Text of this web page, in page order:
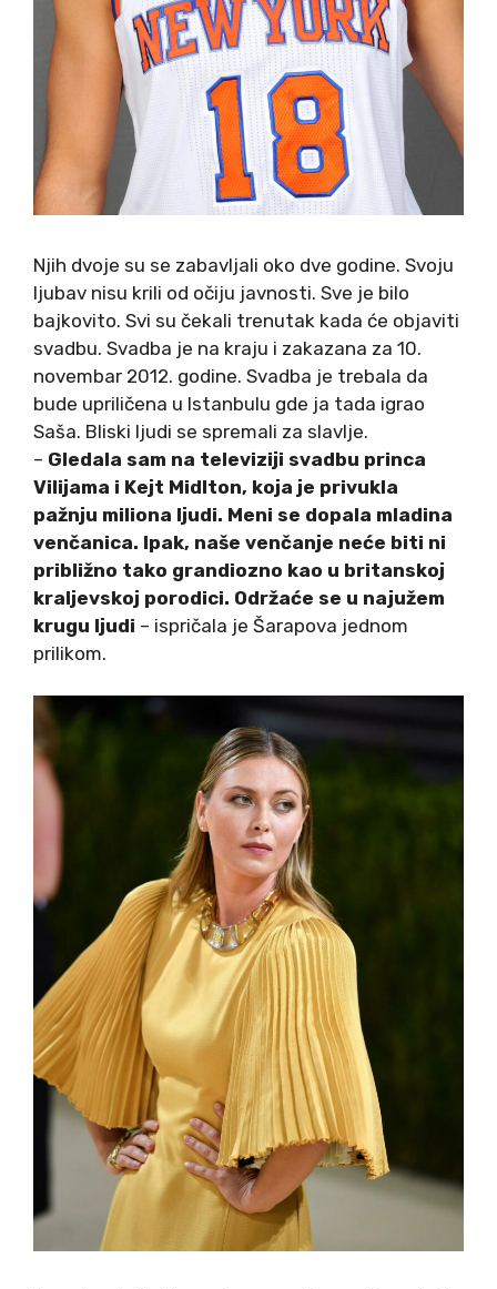
Njih dvoje su se zabavljali oko dve godine. Svoju
ljubav nisu krili od očiju javnosti. Sve je bilo
bajkovito. Svi su čekali trenutak kada će objaviti
svadbu. Svadba je na kraju i zakazana za 10.
novembar 2012. godine. Svadba je trebala da
bude upriličena u Istanbulu gde ja tada igrao
Saša. Bliski ljudi se spremali za slavlje.
– Gledala sam na televiziji svadbu princa
Vilijama i Kejt Midlton, koja je privukla
pažnju miliona ljudi. Meni se dopala mladina
venčanica. Ipak, naše venčanje neće biti ni
približno tako grandiozno kao u britanskoj
kraljevskoj porodici. Održaće se u najužem
krugu ljudi – ispričala je Šarapova jednom
prilikom.